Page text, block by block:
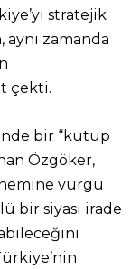
stratejik
aynı zamanda
çekti.
bir “kutup
Özgöker,
vurgu
bir siyasi irade